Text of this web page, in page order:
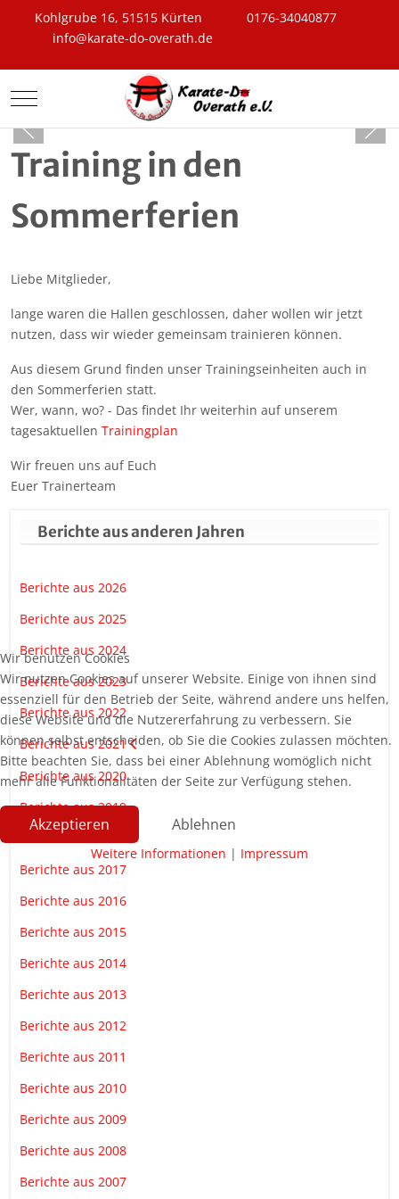
Kohlgrube 16, 51515 Kürten
0176-34040877
info@karate-do-overath.de
Mobile Menu Toggle
Training in den
Sommerferien
Liebe Mitglieder,
lange waren die Hallen geschlossen, daher wollen wir jetzt
nutzen, dass wir wieder gemeinsam trainieren können.
Aus diesem Grund finden unser Trainingseinheiten auch in
den Sommerferien statt.
Wer, wann, wo? - Das findet Ihr weiterhin auf unserem
tagesaktuellen Trainingplan
Wir freuen uns auf Euch
Euer Trainerteam
Berichte aus anderen Jahren
Berichte aus 2026
Berichte aus 2025
Berichte aus 2024
Berichte aus 2023
Berichte aus 2022
Berichte aus 2021
Berichte aus 2020
Berichte aus 2019
Berichte aus 2018
Berichte aus 2017
Berichte aus 2016
Berichte aus 2015
Berichte aus 2014
Berichte aus 2013
Berichte aus 2012
Berichte aus 2011
Berichte aus 2010
Berichte aus 2009
Berichte aus 2008
Berichte aus 2007
Wir benutzen Cookies
Wir nutzen Cookies auf unserer Website. Einige von ihnen sind
essenziell für den Betrieb der Seite, während andere uns helfen,
diese Website und die Nutzererfahrung zu verbessern. Sie
können selbst entscheiden, ob Sie die Cookies zulassen möchten.
Bitte beachten Sie, dass bei einer Ablehnung womöglich nicht
mehr alle Funktionalitäten der Seite zur Verfügung stehen.
Akzeptieren Ablehnen
Weitere Informationen | Impressum